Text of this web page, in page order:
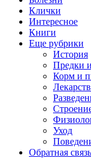
Клички
Интересное
Книги
Еще рубрики
История
Предки
Корм и
Уход
Обратная связь